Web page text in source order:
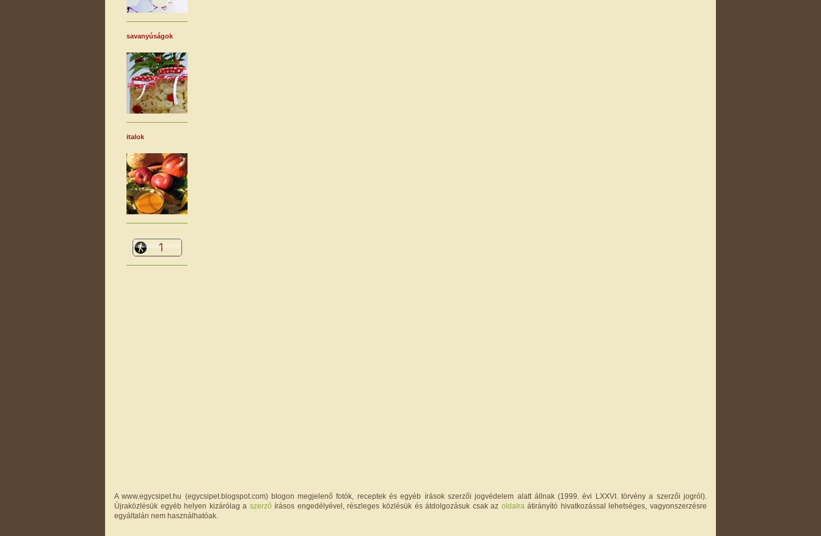
savanyúságok
italok
A www.egycsipet.hu (egycsipet.blogspot.com) blogon megjelenő fotók, receptek és egyéb írások szerzői jogvédelem alatt állnak (1999. évi LXXVI. törvény a szerzői jogról).
Újraközlésük egyéb helyen kizárólag a szerző írásos engedélyével, részleges közlésük és átdolgozásuk csak az oldalraátirányító hivatkozással lehetséges, vagyonszerzésre
egyáltalán nem használhatóak.